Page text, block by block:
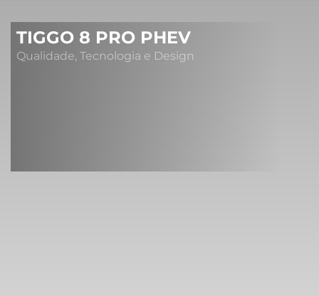
TIGGO 8 PRO PHEV
Qualidade, Tecnologia e Design